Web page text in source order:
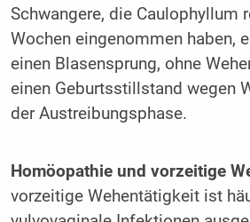
Schwangere, die Caulophyllum
Wochen eingenommen haben,
einen Blasensprung, ohne
einen Geburtsstillstand wegen
der Austreibungsphase.
Homöopathie und vorzeitige
vorzeitige Wehentätigkeit ist